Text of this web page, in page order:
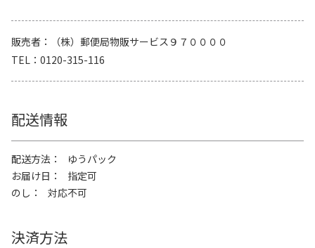
販売者
（株）郵便局物販サービス９７００００
TEL
0120-315-116
配送情報
配送方法
ゆうパック
お届け日
指定可
のし
対応不可
決済方法